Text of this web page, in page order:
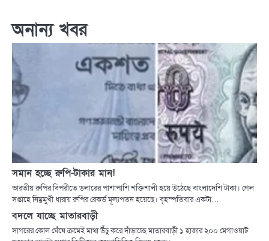
অনান্য খবর
সমান হচ্ছে রুপি-টাকার মান!
ভারতীয় রুপির বিপরীতে ডলারের পাশাপাশি শক্তিশালী হয়ে উঠেছে বাংলাদেশি টাকা। গেল
সপ্তাহে নিম্নমুখী ধারায় রুপির রেকর্ড মূল্যপতন হয়েছে। বৃহস্পতিবার একটা…
বদলে যাচ্ছে মাতারবাড়ী
সাগরের কোল ঘেঁষে ক্রমেই মাথা উঁচু করে দাঁড়াচ্ছে মাতারবাড়ী ১ হাজার ২০০ মেগাওয়াট